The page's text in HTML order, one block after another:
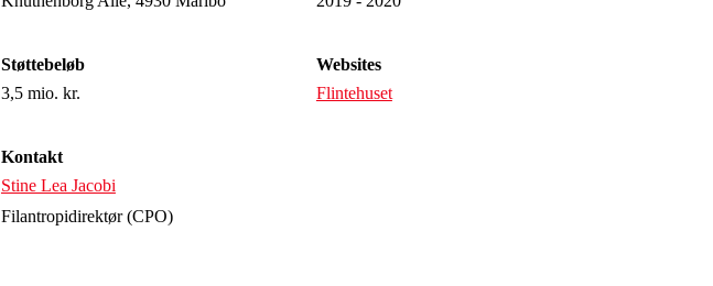
Støttebeløb
3,5 mio. kr.
Websites
Flintehuset
Kontakt
Stine Lea Jacobi
Filantropidirektør (CPO)